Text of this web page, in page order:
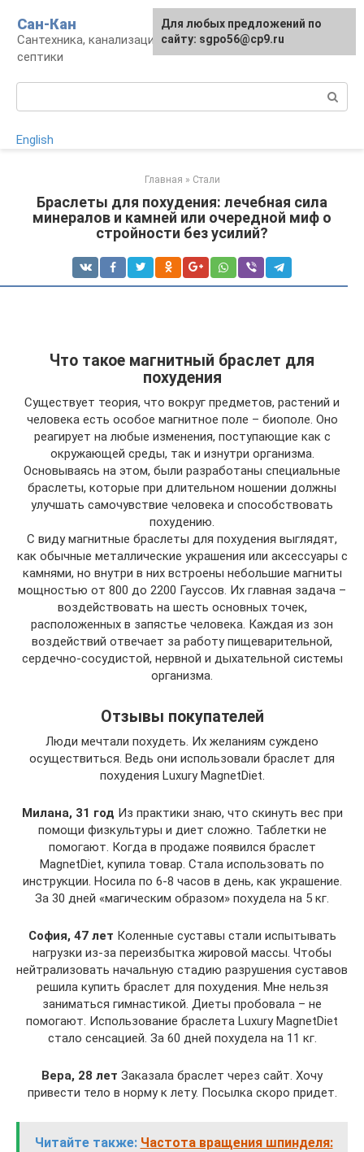
контенту
Сан-Кан
Сантехника, канализация, водопровод,
септики
English
Главная » Стали
Браслеты для похудения: лечебная сила
минералов и камней или очередной миф о
стройности без усилий?
Что такое магнитный браслет для
похудения
Существует теория, что вокруг предметов, растений и
человека есть особое магнитное поле – биополе. Оно
реагирует на любые изменения, поступающие как с
окружающей среды, так и изнутри организма.
Основываясь на этом, были разработаны специальные
браслеты, которые при длительном ношении должны
улучшать самочувствие человека и способствовать
похудению.
С виду магнитные браслеты для похудения выглядят,
как обычные металлические украшения или аксессуары с
камнями, но внутри в них встроены небольшие магниты
мощностью от 800 до 2200 Гауссов. Их главная задача –
воздействовать на шесть основных точек,
расположенных в запястье человека. Каждая из зон
воздействий отвечает за работу пищеварительной,
сердечно-сосудистой, нервной и дыхательной системы
организма.
Отзывы покупателей
Люди мечтали похудеть. Их желаниям суждено
осуществиться. Ведь они использовали браслет для
похудения Luxury MagnetDiet.
Милана, 31 год Из практики знаю, что скинуть вес при
помощи физкультуры и диет сложно. Таблетки не
помогают. Когда в продаже появился браслет
MagnetDiet, купила товар. Стала использовать по
инструкции. Носила по 6-8 часов в день, как украшение.
За 30 дней «магическим образом» похудела на 5 кг.
София, 47 лет Коленные суставы стали испытывать
нагрузки из-за переизбытка жировой массы. Чтобы
нейтрализовать начальную стадию разрушения суставов
решила купить браслет для похудения. Мне нельзя
заниматься гимнастикой. Диеты пробовала – не
помогают. Использование браслета Luxury MagnetDiet
стало сенсацией. За 60 дней похудела на 11 кг.
Вера, 28 лет Заказала браслет через сайт. Хочу
привести тело в норму к лету. Посылка скоро придет.
Читайте также: Частота вращения шпинделя:
Для любых предложений по
сайту: sgpo56@cp9.ru